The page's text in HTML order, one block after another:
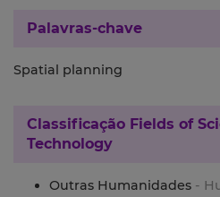
Palavras-chave
Spatial planning
Classificação Fields of
Technology
Outras Humanidades -